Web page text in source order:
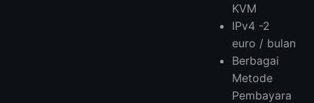
KVM
IPv4 -2
euro / bulan
Berbagai
Metode
Pembayara